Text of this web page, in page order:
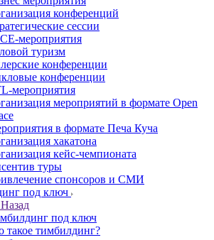
конференций
сессии
мероприятия
туризм
конференции
конференции
мероприятия
мероприятий в формате Open
в формате Печа Куча
хакатона
кейс-чемпионата
туры
спонсоров и СМИ
под ключ
Назад
под ключ
такое тимбилдинг?